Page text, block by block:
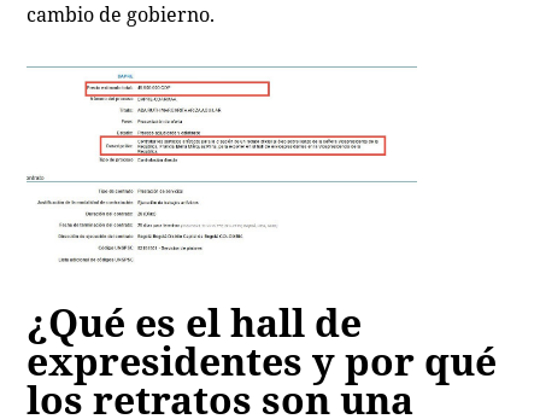
cambio de gobierno.
¿Qué es el hall de
expresidentes y por qué
los retratos son una